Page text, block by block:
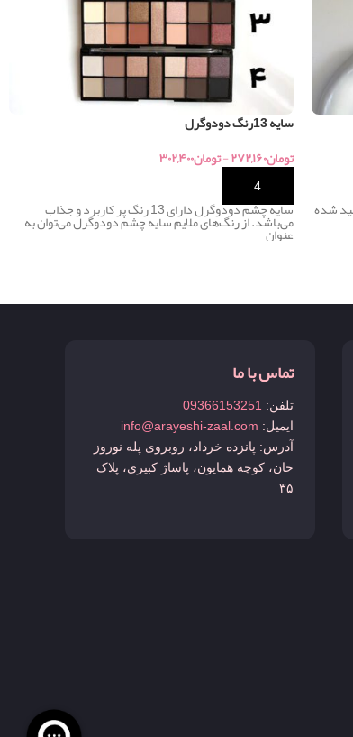
تولید شده
سایه 13رنگ دودوگرل
تومان۲۷۲,۱۶۰-تومان۳۰۲,۴۰۰
خرید
سایه چشم دودوگرل دارای 13 رنگ پر کاربرد و جذاب
می‌باشد. از رنگ‌های ملایم سایه چشم دودوگرل می‌توان به
عنوان
تماس با ما
تلفن: 09366153251
ایمیل: info@arayeshi-zaal.com
آدرس: پانزده خرداد، روبروی پله نوروز
خان، کوچه همایون، پاساژ کبیری، پلاک
۳۵